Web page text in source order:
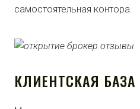
самостоятельная контора.
КЛИЕНТСКАЯ БАЗА